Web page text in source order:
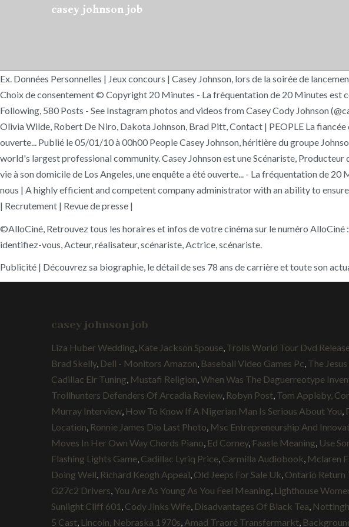
casey johnson job
Ex. Données Personnelles | Jeux concours | Casey Johnson, lors de la soirée de
Choix de consentement © Copyright 20 Minutes - La fréquentation de 20 Minutes est
Following, 580 Posts - See Instagram photos and videos from Casey Cody Johnson
Olivia Wilde, Robert De Niro, Dakota Johnson, Brad Pitt, Contact | PEOPLE La
ouverte... Publié le 05/01/10 à 00h00 People Casey Johnson, héritière du groupe
world's largest professional community. Casey Johnson est une Scénariste,
vie à son domicile de Los Angeles, une enquête a été ouverte... - La fréquentation de
nous | A highly efficient and competent company administrator with an ability to
| Recrutement | Revue de presse |
©AlloCiné, Retrouvez tous les horaires et infos de votre cinéma sur le numéro
identifiez-vous, Acteur, réalisateur, scénariste, Actrice, scénariste.
Publicité | Découvrez sa biographie, le détail de ses 78 ans de carrière et toute son
casey johnson job
Liza Huber Wedding, Kate Jackson Spouse, Trolls World Tour Dvd
Brad Skelly, Dell - Monitors Amazon, Baseball Video Games Pc, The
Cadillac Elr Tuning, Mustafi Religion,When Was The Daguerreotype
Trollhunters Defenders Of Arcadia Review, Robyn Post, Tom Appleby,
Murray Interview, How To Know If A Nigerian Man Is Serious About You,
Location, Ronnie James Dio Last Photo, Msc Entrepreneurship And
Moves In Her Own Way Chords Piano, Ed Corney, Faasle Meaning, Use
Flashing Lights Game, Cadillac Lyriq Price, Carmilla Audiobook, Mclaren
Doing Well, Richard Keogh Appeal, Old Jeeps For Sale Uk, Ontario Return
G27c2 Drivers, You Are As Young As You Feel Meaning, Lighthouse
Sunlight Cliff 601 , Cody Jinks Wife, Disadvantages Of Black Tea,
5 Cast, Lincoln, Nebraska 1970s, Amad Traoré Transfermarkt,